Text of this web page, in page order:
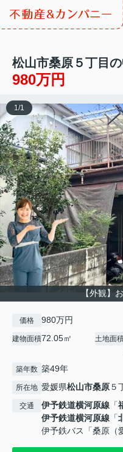
松山市桑原５丁目
980万円
【外観】
1 /1
価格 980万円
建物面積72.05㎡ 土地面
築年数 築49年
所在地 愛媛県松山市桑原５
交通 伊予鉄道横河原線 「
伊予鉄道横河原線 「
伊予鉄バス「桑原